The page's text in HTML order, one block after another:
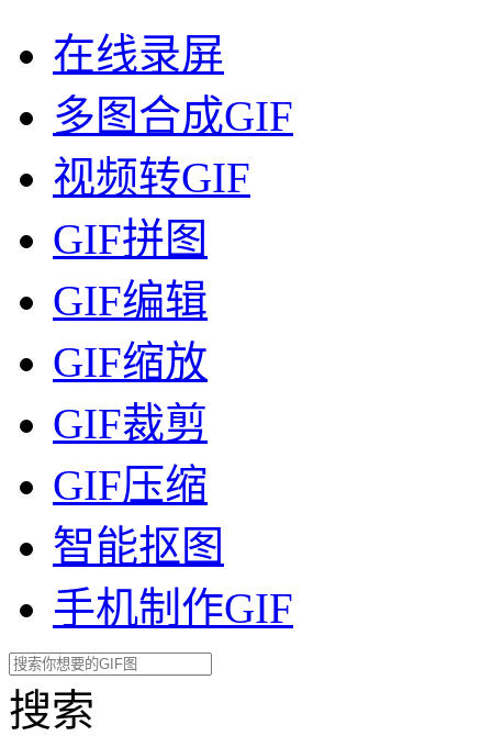
在线录屏
多图合成GIF
视频转GIF
GIF拼图
GIF编辑
GIF缩放
GIF裁剪
GIF压缩
智能抠图
手机制作GIF
搜索